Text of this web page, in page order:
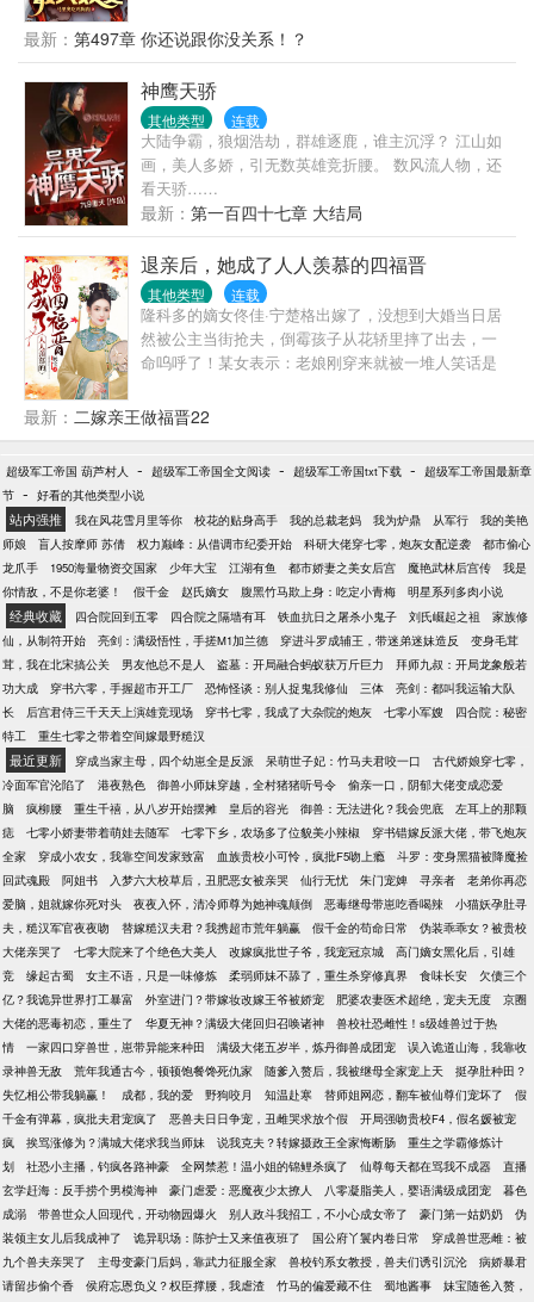
军，士兵收入高得离谱？”“不然靠本部那点工资，你让
人家给你卖命？”海军高层：(ーー゛)“为什么北海舰队
拥有着杰尔马的科技？”“军民合作嘛，杰尔马66被我的
正义感化了。”海军高层：(￣o￣)“你又怎么解释天龙人
在北海的不正常死亡？”“哦，那是海难……真是太不幸
了，我个人表示深深的遗憾。”海军高层：(?_??)“最后
一个问题，你如何评价你自己。”听到这里，时任海军
北海最高长官的达伦咬着雪茄，坦然微笑道：“我抽
烟、酗酒、贪财、好色、争权夺利、欺上瞒下、无恶
娘的老夫忍不住了，战国你别拦着我，老夫要把这小
子锤一顿！！嗯，这是一个叛逆、堕落的海军败类的
故事。本书又名：
最新： 第497章 你还说跟你没关系！？
神鹰天骄
其他类型 连载
大陆争霸，狼烟浩劫，群雄逐鹿，谁主沉浮？ 江山如
画，美人多娇，引无数英雄竞折腰。 数风流人物，还
看天骄……
最新： 第一百四十七章 大结局
退亲后，她成了人人羡慕的四福晋
其他类型 连载
隆科多的嫡女佟佳·宁楚格出嫁了，没想到大婚当日居
然被公主当街抢夫，倒霉孩子从花轿里摔了出去，一
命呜呼了！某女表示：老娘刚穿来就被一堆人笑话是
脸时，康熙爷一道圣旨砸了过来，把她赐给了四皇子
胤禛当嫡福晋，美其名曰，补偿她！胤禛面带嫌弃：
宁楚格银牙一咬：听说乌拉那拉氏没过门就被你克死
了，你以为我想嫁你？哼……两人被迫成亲，至于圆
房？那是不可能的！时隔两年，四爷从盛京归来，见
一女子从他府邸出来，杨柳细腰不堪一握，长得又娇
又媚，笑起来……等等，有点眼熟！再瞧瞧四周那些
眼都直了的男人。某位爷瞬间黑了脸，这女人是想给
他戴绿帽子吗？宁楚格看着杀气腾腾的某人，笑的格
外灿烂：“这男人是谁啊？本福晋不认识！”
最新： 二嫁亲王做福晋22
超级军工帝国 葫芦村人 - 超级军工帝国全文阅读 - 超级军工帝国txt下载 - 超级军工帝国最新章
节 - 好看的其他类型小说
站内强推 我在风花雪月里等你 校花的贴身高手 我的总裁老妈 我为炉鼎 从军行
我的美艳
师娘
盲人按摩师 苏倩 权力巅峰：从借调市纪委开始 科研大佬穿七零，炮灰女配逆袭
都市偷心
龙爪手
1950海量物资交国家 少年大宝 江湖有鱼 都市娇妻之美女后宫 魔艳武林后宫传
我是
你情敌，不是你老婆！
假千金 赵氏嫡女 腹黑竹马欺上身：吃定小青梅 明星系列多肉小说
经典收藏 四合院回到五零 四合院之隔墙有耳 铁血抗日之屠杀小鬼子 刘氏崛起之祖
家族修
仙，从制符开始
亮剑：满级悟性，手搓M1加兰德 穿进斗罗成辅王，带迷弟迷妹造反
变身毛茸
茸，我在北宋搞公关
男友他总不是人 盗墓：开局融合蚂蚁获万斤巨力
拜师九叔：开局龙象般若
功大成
穿书六零，手握超市开工厂 恐怖怪谈：别人捉鬼我修仙 三体
亮剑：都叫我运输大队
长
后宫君侍三千天天上演雄竞现场 穿书七零，我成了大杂院的炮灰 七零小军嫂
四合院：秘密
特工
重生七零之带着空间嫁最野糙汉
最近更新 穿成当家主母，四个幼崽全是反派 呆萌世子妃：竹马夫君咬一口
古代娇娘穿七零，
冷面军官沦陷了
港夜熟色 御兽小师妹穿越，全村猪猪听号令
偷亲一口，阴郁大佬变成恋爱
脑
疯柳腰 重生千禧，从八岁开始摆摊 皇后的容光 御兽：无法进化？我会兜底
左耳上的那颗
痣
七零小娇妻带着萌娃去随军 七零下乡，农场多了位貌美小辣椒
穿书错嫁反派大佬，带飞炮灰
全家
穿成小农女，我靠空间发家致富 血族贵校小可怜，疯批F5吻上瘾
斗罗：变身黑猫被降魔捡
回武魂殿
阿姐书 入梦六大校草后，丑肥恶女被亲哭 仙行无忧 朱门宠婢 寻亲者
老弟你再恋
爱脑，姐就嫁你死对头
夜夜入怀，清冷师尊为她神魂颠倒 恶毒继母带崽吃香喝辣
小猫妖孕肚寻
夫，糙汉军官夜夜吻
替嫁糙汉夫君？我携超市荒年躺赢 假千金的苟命日常
伪装乖乖女？被贵校
大佬亲哭了
七零大院来了个绝色大美人 改嫁疯批世子爷，我宠冠京城
高门嫡女黑化后，引雄
竞
缘起古蜀 女主不语，只是一味修炼 柔弱师妹不舔了，重生杀穿修真界 食味长安
欠债三个
亿？我诡异世界打工暴富
外室进门？带嫁妆改嫁王爷被娇宠 肥婆农妻医术超绝，宠夫无度
京圈
大佬的恶毒初恋，重生了
华夏无神？满级大佬回归召唤诸神
兽校社恐雌性！s级雄兽过于热
情
一家四口穿兽世，崽带异能来种田 满级大佬五岁半，炼丹御兽成团宠
误入诡道山海，我靠收
录神兽无敌
荒年我通古今，顿顿饱餐馋死仇家 随爹入赘后，我被继母全家宠上天
挺孕肚种田？
失忆相公带我躺赢！
成都，我的爱 野狗咬月 知温赴寒 替师姐网恋，翻车被仙尊们宠坏了
假
千金有弹幕，疯批夫君宠疯了
恶兽夫日日争宠，丑雌哭求放个假
开局强吻贵校F4，假名媛被宠
疯
挨骂涨修为？满城大佬求我当师妹 说我克夫？转嫁摄政王全家悔断肠
重生之学霸修炼计
划
社恐小主播，钓疯各路神豪 全网禁惹！温小姐的锦鲤杀疯了 仙尊每天都在骂我不成器
直播
玄学赶海：反手捞个男模海神
豪门虐爱：恶魔夜少太撩人 八零凝脂美人，婴语满级成团宠
暮色
成溺
带兽世众人回现代，开动物园爆火 别人政斗我招工，不小心成女帝了 豪门第一姑奶奶
伪
装领主女儿后我成神了
诡异职场：陈护士又来值夜班了 国公府丫鬟内卷日常
穿成兽世恶雌：被
九个兽夫亲哭了
主母变豪门后妈，靠武力征服全家 兽校钓系女教授，兽夫们诱引沉沦
病娇暴君
请留步偷个香
侯府忘恩负义？权臣撑腰，我虐渣 竹马的偏爱藏不住 蜀地酱事
妹宝随爸入赘，